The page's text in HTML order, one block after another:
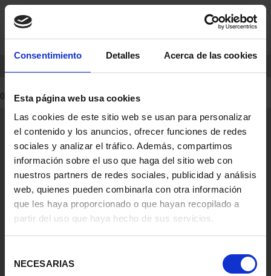
Consentimiento Detalles Acerca de las cookies
Esta página web usa cookies
Las cookies de este sitio web se usan para personalizar
el contenido y los anuncios, ofrecer funciones de redes
sociales y analizar el tráfico. Además, compartimos
información sobre el uso que haga del sitio web con
nuestros partners de redes sociales, publicidad y análisis
web, quienes pueden combinarla con otra información
que les haya proporcionado o que hayan recopilado a
partir del uso que haya hecho de sus servicios.
NECESARIAS
saltar
contenido
Saltar
men
0
0 Productos encontrados
Información General
Contacto
Preguntas Frequentes (FAQs)
Aviso Legal
Condiciones Legales